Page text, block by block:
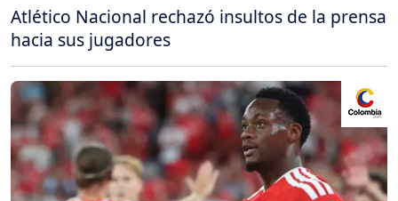
Atlético Nacional rechazó insultos de la prensa
hacia sus jugadores